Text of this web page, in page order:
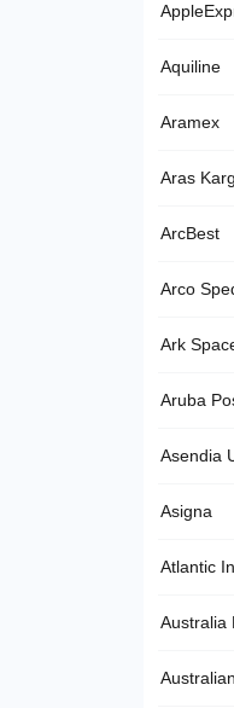
Aquiline
Aramex
Aras
ArcBest
Arco
Ark
Aruba
Asendia
Asigna
Atlantic
Australia